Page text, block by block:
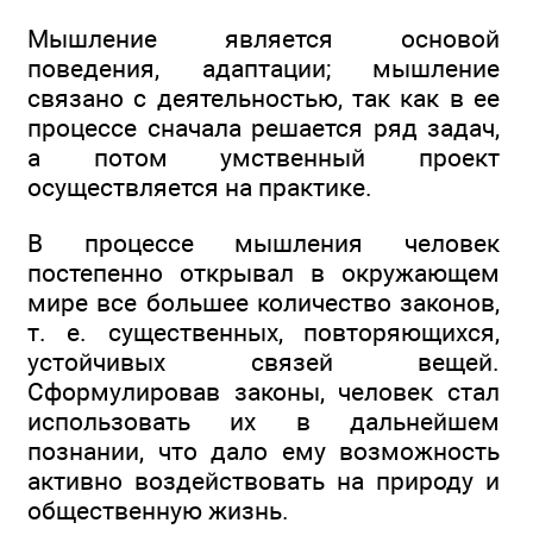
Мышление является основой
поведения, адаптации; мышление
связано с деятельностью, так как в ее
процессе сначала решается ряд задач,
а потом умственный проект
осуществляется на практике.
В процессе мышления человек
постепенно открывал в окружающем
мире все большее количество законов,
т. е. существенных, повторяющихся,
устойчивых связей вещей.
Сформулировав законы, человек стал
использовать их в дальнейшем
познании, что дало ему возможность
активно воздействовать на природу и
общественную жизнь.